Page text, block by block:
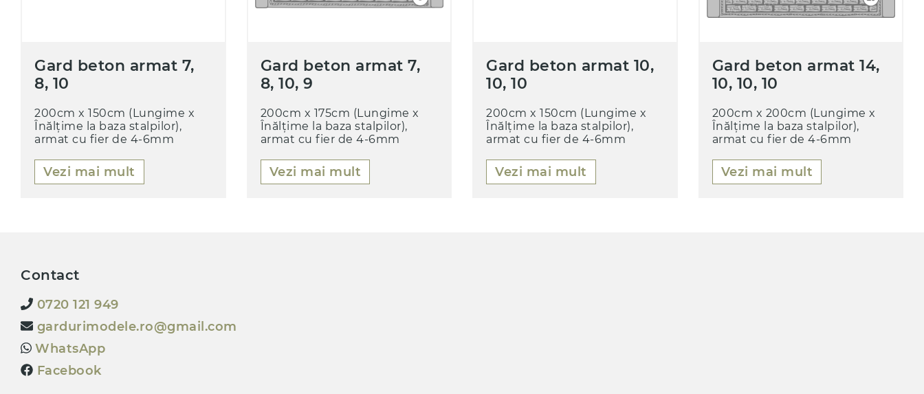
Gard beton armat 7,
8, 10
200cm x 150cm (Lungime x
Înălțime la baza stalpilor),
armat cu fier de 4-6mm
Vezi mai mult
Gard beton armat 7,
8, 10, 9
200cm x 175cm (Lungime x
Înălțime la baza stalpilor),
armat cu fier de 4-6mm
Vezi mai mult
Gard beton armat 10,
10, 10
200cm x 150cm (Lungime x
Înălțime la baza stalpilor),
armat cu fier de 4-6mm
Vezi mai mult
Gard beton armat 14,
10, 10, 10
200cm x 200cm (Lungime x
Înălțime la baza stalpilor),
armat cu fier de 4-6mm
Vezi mai mult
Contact
0720 121 949
gardurimodele.ro@gmail.com
WhatsApp
Facebook